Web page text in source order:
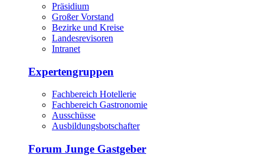
Präsidium
Großer Vorstand
Bezirke und Kreise
Landesrevisoren
Intranet
Expertengruppen
Fachbereich Hotellerie
Fachbereich Gastronomie
Ausschüsse
Ausbildungsbotschafter
Forum Junge Gastgeber